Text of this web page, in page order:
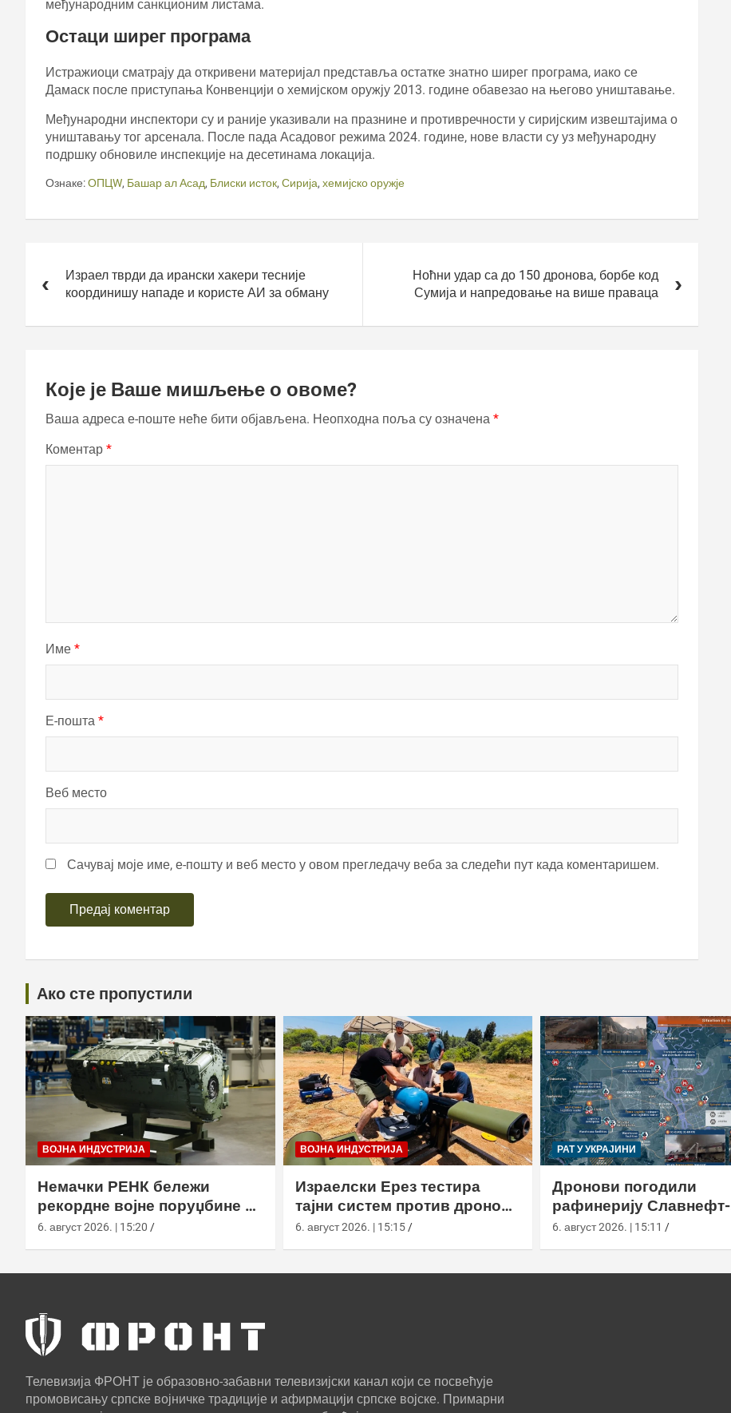
међународним санкционим листама.
Остаци ширег програма
Истражиоци сматрају да откривени материјал представља остатке знатно ширег програма, иако се
Дамаск после приступања Конвенцији о хемијском оружју 2013. године обавезао на његово уништавање.
Међународни инспектори су и раније указивали на празнине и противречности у сиријским извештајима о
уништавању тог арсенала. После пада Асадовог режима 2024. године, нове власти су уз међународну
подршку обновиле инспекције на десетинама локација.
Ознаке:ОПЦW, Башар ал Асад, Блиски исток, Сирија, хемијско оружје
чланкаИзраел тврди да ирански хакери тесније
координишу нападе и користе АИ за обману
Ноћни удар са до 150 дронова, борбе код
Сумија и напредовање на више праваца
Које је Ваше мишљење о овоме?
Ваша адреса е-поште неће бити објављена. Неопходна поља су означена *
Коментар *
Име *
Е-пошта *
Веб место
Сачувај моје име, е-пошту и веб место у овом прегледачу веба за следећи пут када коментаришем.
Ако сте пропустили
ВОЈНА ИНДУСТРИЈА
Немачки РЕНК бележи
рекордне војне поруџбине у
2026. години
6. август 2026. | 15:20
ВОЈНА ИНДУСТРИЈА
Израелски Ерез тестира
тајни систем против дронова
са капсулом и лансером
6. август 2026. | 15:15
РАТ У УКРАЈИНИ
Дронови погодили
рафинерију Славнефт-
ЈАНОС у Јарослављу
6. август 2026. | 15:11
Телевизија ФРОНТ је образовно-забавни телевизијски канал који се посвећује
промовисању српске војничке традиције и афирмацији српске војске. Примарни